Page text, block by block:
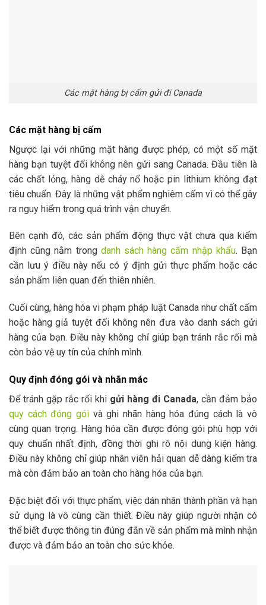
Các mặt hàng bị cấm gửi đi Canada
Các mặt hàng bị cấm
Ngược lại với những mặt hàng được phép, có một số mặt
hàng bạn tuyệt đối không nên gửi sang Canada. Đầu tiên là
các chất lỏng, hàng dễ cháy nổ hoặc pin lithium không đạt
tiêu chuẩn. Đây là những vật phẩm nghiêm cấm vì có thể gây
ra nguy hiểm trong quá trình vận chuyển.
Bên cạnh đó, các sản phẩm động thực vật chưa qua kiểm
định cũng nằm trong danh sách hàng cấm nhập khẩu. Bạn
cần lưu ý điều này nếu có ý định gửi thực phẩm hoặc các
sản phẩm liên quan đến thiên nhiên.
Cuối cùng, hàng hóa vi phạm pháp luật Canada như chất cấm
hoặc hàng giả tuyệt đối không nên đưa vào danh sách gửi
hàng của bạn. Điều này không chỉ giúp bạn tránh rắc rối mà
còn bảo vệ uy tín của chính mình.
Quy định đóng gói và nhãn mác
Để tránh gặp rắc rối khi gửi hàng đi Canada, cần đảm bảo
quy cách đóng gói và ghi nhãn hàng hóa đúng cách là vô
cùng quan trọng. Hàng hóa cần được đóng gói phù hợp với
quy chuẩn nhất định, đồng thời ghi rõ nội dung kiện hàng.
Điều này không chỉ giúp nhân viên hải quan dễ dàng kiểm tra
mà còn đảm bảo an toàn cho hàng hóa của bạn.
Đặc biệt đối với thực phẩm, việc dán nhãn thành phần và hạn
sử dụng là vô cùng cần thiết. Điều này giúp người nhận có
thể biết được thông tin đúng đắn về sản phẩm mà mình nhận
được và đảm bảo an toàn cho sức khỏe.